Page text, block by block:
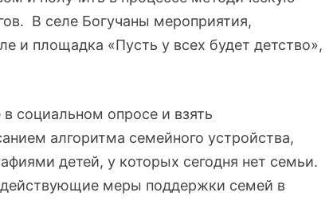
В селе Богучаны мероприятия,
и площадка «Пусть у всех будет детство»,
социальном опросе и взять
алгоритма семейного устройства,
детей, у которых сегодня нет семьи.
меры поддержки семей в